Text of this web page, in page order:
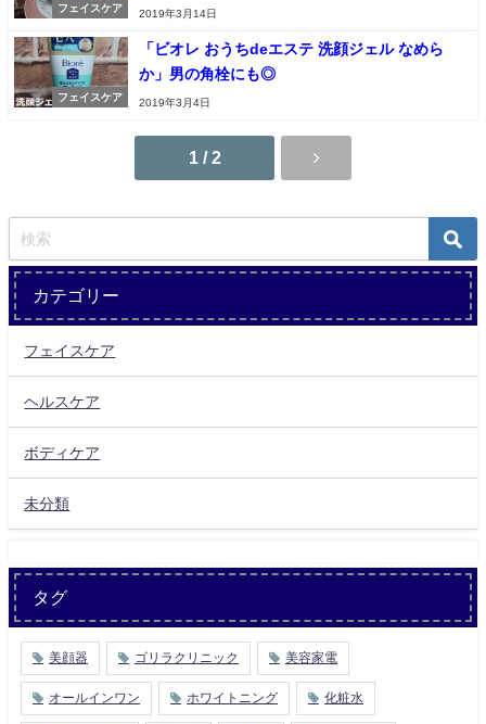
フェイスケア
2019年3月14日
フェイスケア
「ビオレ おうちdeエステ 洗顔ジェル なめら
か」男の角栓にも◎
2019年3月4日
1 / 2
カテゴリー
フェイスケア
ヘルスケア
ボディケア
未分類
タグ
美顔器 ゴリラクリニック 美容家電
オールインワン ホワイトニング 化粧水